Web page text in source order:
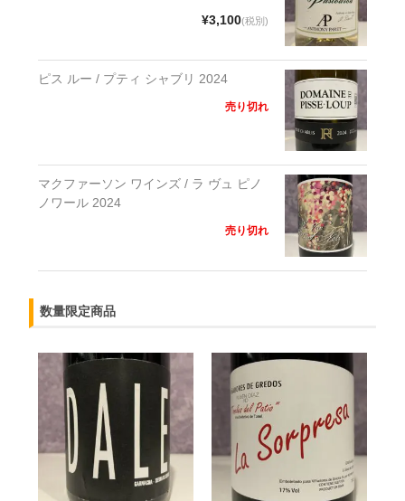
¥3,100(税別)
ピス ルー / プティ シャブリ 2024
売り切れ
マクファーソン ワインズ / ラ ヴュ ピノ
ノワール 2024
売り切れ
数量限定商品